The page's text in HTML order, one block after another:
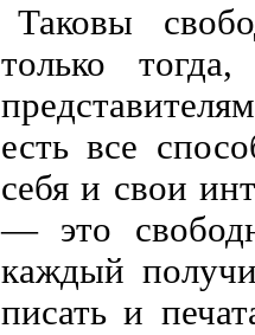
Таковы
только
есть все
себя и свои
— это
каждый
писать и